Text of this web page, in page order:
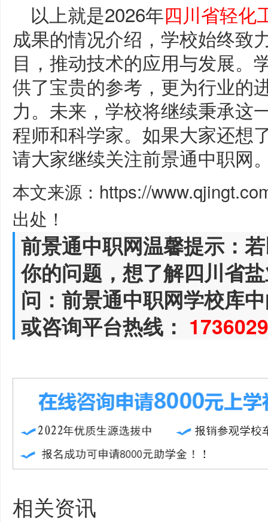
以上就是2026年四川省轻化
成果的情况介绍，学校始终致
目，推动技术的应用与发展。
供了宝贵的参考，更为行业的
力。未来，学校将继续秉承这
程师和科学家。如果大家还想
请大家继续关注前景通中职网
本文来源：https://
出处！
前景通中职网温馨提示：
你的问题，想了解四川省
问：前景通中职网学校库
或咨询平台热线：
相关资讯